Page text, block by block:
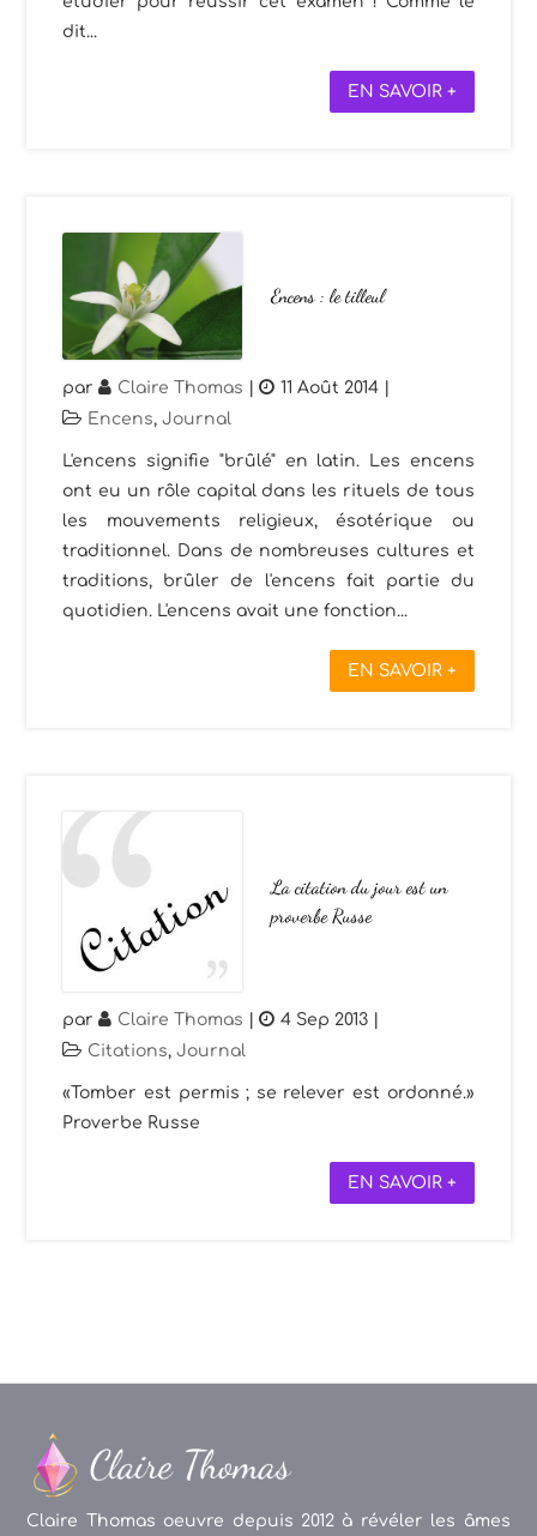
dit...
EN SAVOIR +
Encens : le tilleul
par Claire Thomas | 11 Août 2014 |
Encens,Journal
L'encens signifie "brûlé" en latin. Les encens
ont eu un rôle capital dans les rituels de tous
les mouvements religieux, ésotérique ou
traditionnel. Dans de nombreuses cultures et
traditions, brûler de l'encens fait partie du
quotidien. L'encens avait une fonction...
EN SAVOIR +
La citation du jour est un
proverbe Russe
par Claire Thomas | 4 Sep 2013 |
Citations,Journal
«Tomber est permis ; se relever est ordonné.»
Proverbe Russe
EN SAVOIR +
Claire Thomas oeuvre depuis 2012 à révéler les âmes